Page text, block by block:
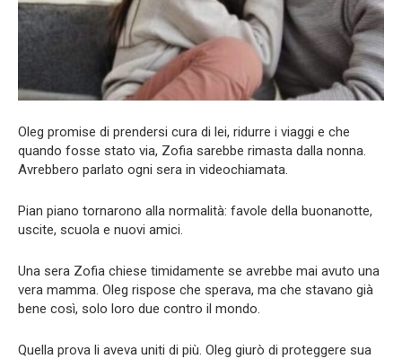
Oleg promise di prendersi cura di lei, ridurre i viaggi e che
quando fosse stato via, Zofia sarebbe rimasta dalla nonna.
Avrebbero parlato ogni sera in videochiamata.
Pian piano tornarono alla normalità: favole della buonanotte,
uscite, scuola e nuovi amici.
Una sera Zofia chiese timidamente se avrebbe mai avuto una
vera mamma. Oleg rispose che sperava, ma che stavano già
bene così, solo loro due contro il mondo.
Quella prova li aveva uniti di più. Oleg giurò di proteggere sua